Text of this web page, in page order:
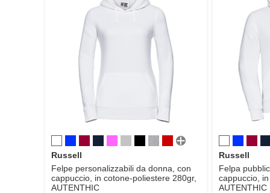
Russell
Felpe personalizzabili da donna, con
cappuccio, in cotone-poliestere 280gr,
AUTENTHIC
Russell
Felpa
cappuccio,
AUTENTHIC